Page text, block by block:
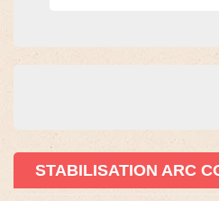
STABILISATION ARC